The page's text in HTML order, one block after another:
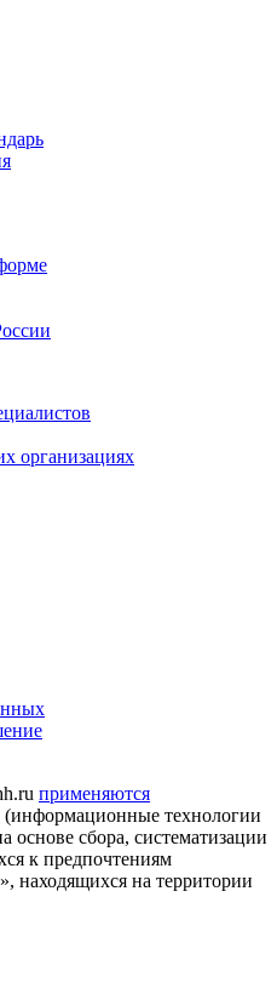
организациях
применяются
(информационные технологии
основе сбора, систематизации
к предпочтениям
находящихся на территории